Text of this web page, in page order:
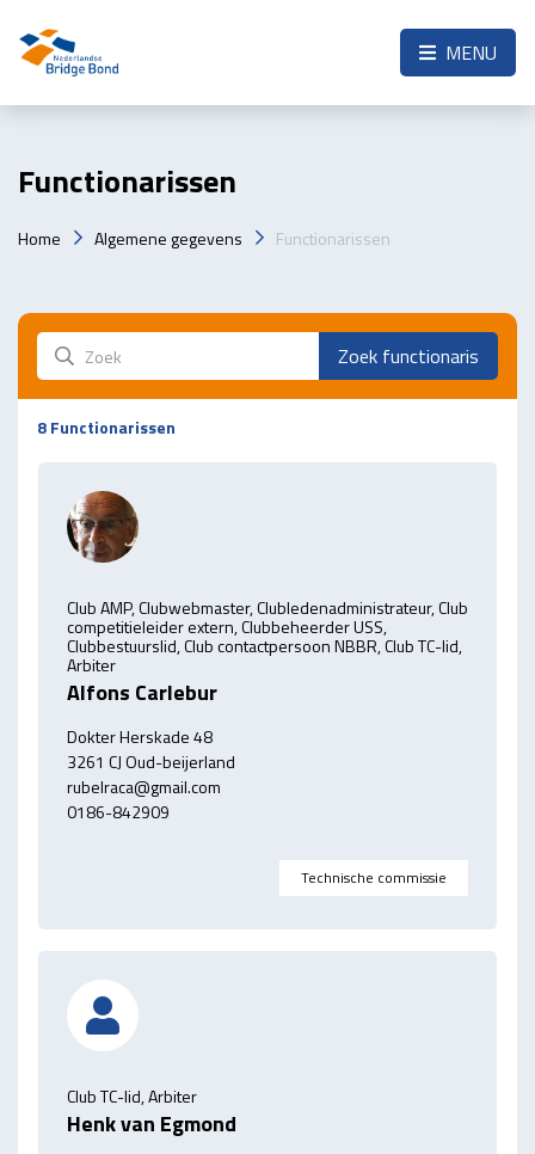
MENU
Functionarissen
Home Algemene gegevens Functionarissen
Zoek functionaris
8Functionarissen
Club AMP, Clubwebmaster, Clubledenadministrateur, Club
competitieleider extern, Clubbeheerder USS,
Clubbestuurslid, Club contactpersoon NBBR, Club TC-lid,
Arbiter
Alfons Carlebur
Dokter Herskade 48
3261 CJ Oud-beijerland
rubelraca@gmail.com
0186-842909
Technische commissie
Club TC-lid, Arbiter
Henk van Egmond